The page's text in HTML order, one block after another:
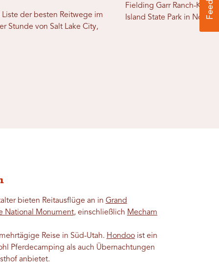
Liste der besten Reitwege im
Stunde von Salt Lake City,
Fielding Garr Ranch-
Island State Park in
bieten Reitausflüge an in Grand
National Monument, einschließlich Mecham
Reise in Süd-Utah. Hondooist ein
Pferdecamping als auch Übernachtungen
anbietet.